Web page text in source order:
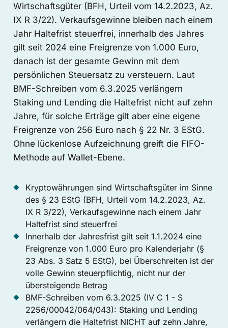
Wirtschaftsgüter (BFH, Urteil vom 14.2.2023, Az.
IX R 3/22). Verkaufsgewinne bleiben nach einem
Jahr Haltefrist steuerfrei, innerhalb des Jahres
gilt seit 2024 eine Freigrenze von 1.000 Euro,
danach ist der gesamte Gewinn mit dem
persönlichen Steuersatz zu versteuern. Laut
BMF-Schreiben vom 6.3.2025 verlängern
Staking und Lending die Haltefrist nicht auf zehn
Jahre, für solche Erträge gilt aber eine eigene
Freigrenze von 256 Euro nach § 22 Nr. 3 EStG.
Ohne lückenlose Aufzeichnung greift die FIFO-
Methode auf Wallet-Ebene.
Kryptowährungen sind Wirtschaftsgüter im Sinne
des § 23 EStG (BFH, Urteil vom 14.2.2023, Az.
IX R 3/22), Verkaufsgewinne nach einem Jahr
Haltefrist sind steuerfrei
Innerhalb der Jahresfrist gilt seit 1.1.2024 eine
Freigrenze von 1.000 Euro pro Kalenderjahr (§
23 Abs. 3 Satz 5 EStG), bei Überschreiten ist der
volle Gewinn steuerpflichtig, nicht nur der
übersteigende Betrag
BMF-Schreiben vom 6.3.2025 (IV C 1 - S
2256/00042/064/043): Staking und Lending
verlängern die Haltefrist NICHT auf zehn Jahre,